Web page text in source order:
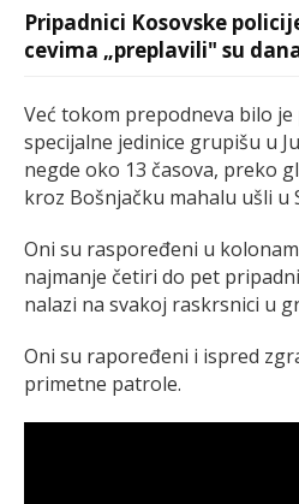
Pripadnici Kosovske
cevima „preplavili" su
Već tokom prepodneva bilo
specijalne jedinice grupišu u
negde oko 13 časova, preko
kroz Bošnjačku mahalu ušli u
Oni su raspoređeni u
najmanje četiri do pet
nalazi na svakoj raskrsnici u
Oni su rapoređeni i ispred
primetne patrole.